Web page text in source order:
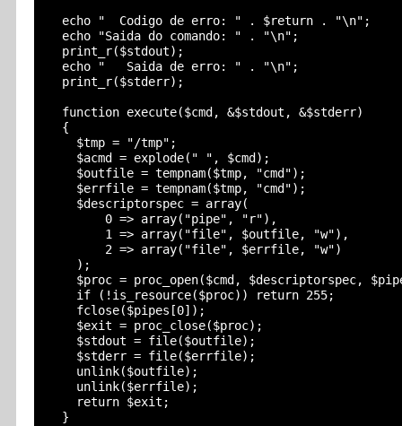
  echo "  Codigo de erro: " . $return . "\n";
  echo "Saida do comando: " . "\n";
  print_r($stdout);
  echo "   Saida de erro: " . "\n";
  print_r($stderr);
  function execute($cmd, &$stdout, &$stderr)
  {
    $tmp = "/tmp";
    $acmd = explode(" ", $cmd);
    $outfile = tempnam($tmp, "cmd");
    $errfile = tempnam($tmp, "cmd");
    $descriptorspec = array(
        0 => array("pipe", "r"),
        1 => array("file", $outfile, "w"),
        2 => array("file", $errfile, "w")
    );
$proc = proc_open($cmd, $descriptorspec,
    if (!is_resource($proc)) return 255;
    fclose($pipes[0]);
    $exit = proc_close($proc);
    $stdout = file($outfile);
    $stderr = file($errfile);
    unlink($outfile);
    unlink($errfile);
    return $exit;
  }